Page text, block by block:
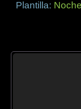
Plantilla: Noche